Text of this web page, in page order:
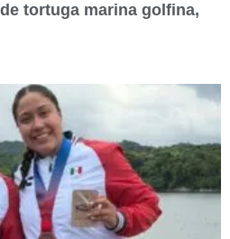
tortuga marina golfina,